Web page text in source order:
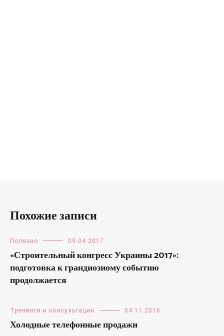
Похожие записи
Полезно 09.04.2017
«Строительный конгресс Украины 2017»:
подготовка к грандиозному событию
продолжается
Тренинги и консультации 04.11.2016
Холодные телефонные продажи